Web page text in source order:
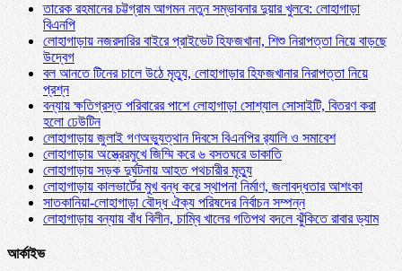
তারেক রহমানের চট্টগ্রাম আগমন নতুন সম্ভাবনার দুয়ার খুলবে: লোহাগাড়া
বিএনপি
লোহাগাড়ায় নজরদারির বাইরে প্রাইভেট হিফজখানা, শিশু নিরাপত্তা নিয়ে বাড়ছে
উদ্বেগ
বল আনতে টিনের চালে উঠে মৃত্যু, লোহাগাড়ার হিফজখানার নিরাপত্তা নিয়ে
প্রশ্ন
বন্যায় ক্ষতিগ্রস্ত পরিবারের পাশে লোহাগাড়া সোশ্যাল সোসাইটি, বিতরণ করা
হলো ঢেউটিন
লোহাগাড়ায় জুলাই গণঅভ্যুত্থান দিবসে বিএনপির র‌্যালি ও সমাবেশ
লোহাগাড়ায় অস্ত্রেরমুখে জিম্মি করে ৬ বসতঘরে ডাকাতি
লোহাগাড়ায় সড়ক দুর্ঘটনায় আহত পথচারীর মৃত্যু
লোহাগাড়ায় কালভার্টের মুখ বন্ধ করে স্থাপনা নির্মাণ, জলাবদ্ধতার আশংকা
সাতকানিয়া-লোহাগাড়া বৌদ্ধ ঐক্য পরিষদের নির্বাচন সম্পন্ন
লোহাগাড়ায় বন্যায় বাঁধ বিলীন, চাম্বি খালের গতিপথ বদলে ঝুঁকিতে রাবার ড্যাম
আর্কাইভ